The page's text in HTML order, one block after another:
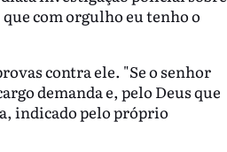
com orgulho eu tenho o
contra ele. "Se o senhor
demanda e, pelo Deus que
indicado pelo próprio